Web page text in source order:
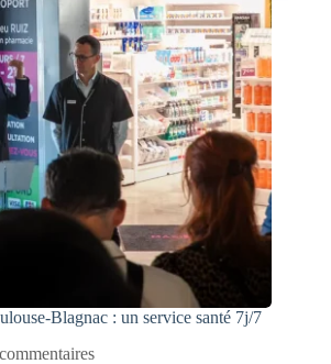
Blagnac : un service santé 7j/7